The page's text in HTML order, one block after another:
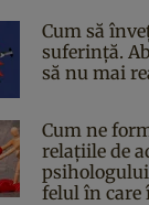
Cum să
suferință.
să nu mai
Cum ne
relațiile de
felul în care